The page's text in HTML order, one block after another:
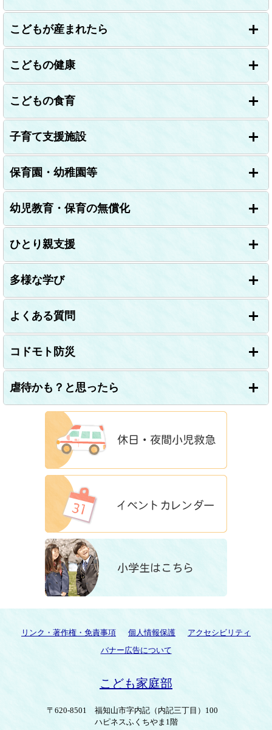
こどもが産まれたら
こどもの健康
こどもの食育
子育て支援施設
保育園・幼稚園等
幼児教育・保育の無償化
ひとり親支援
多様な学び
よくある質問
コドモト防災
虐待かも？と思ったら
リンク・著作権・免責事項 個人情報保護
アクセシビリティ
バナー広告について
こども家庭部
〒620-8501 福知山市字内記（内記三丁目）100
ハピネスふくちやま1階